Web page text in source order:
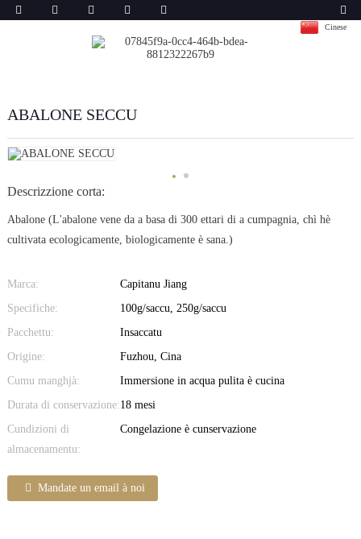
Cinese
ABALONE SECCU
Descrizzione corta:
Abalone (L'abalone vene da a basa di 300 ettari di a cumpagnia, chì hè
cultivata ecologicamente, biologicamente è sana.)
Marca:
Capitanu Jiang
Specifiche:
100g/saccu, 250g/saccu
Pacchettu:
Insaccatu
Origine:
Fuzhou, Cina
Cumu manghjà:
Immersione in acqua pulita è cucina
Durata di conservazione:18 mesi
Cundizioni di
almacenamentu:
Congelazione è cunservazione
Mandate un email à noi